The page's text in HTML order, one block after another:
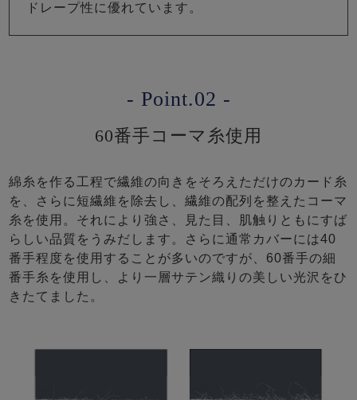
ドレープ性に優れています。
- Point.02 -
60番手コーマ糸使用
綿糸を作る工程で繊維の向きをそろえただけのカード糸
を、さらに短繊維を除去し、繊維の配列を整えたコーマ
糸を使用。それにより強さ、見た目、肌触りともにすば
らしい品質をうみだします。さらに通常カバーには40
番手程度を使用することが多いのですが、60番手の細
番手糸を使用し、より一層サテン織りの美しい光沢をひ
きたてました。